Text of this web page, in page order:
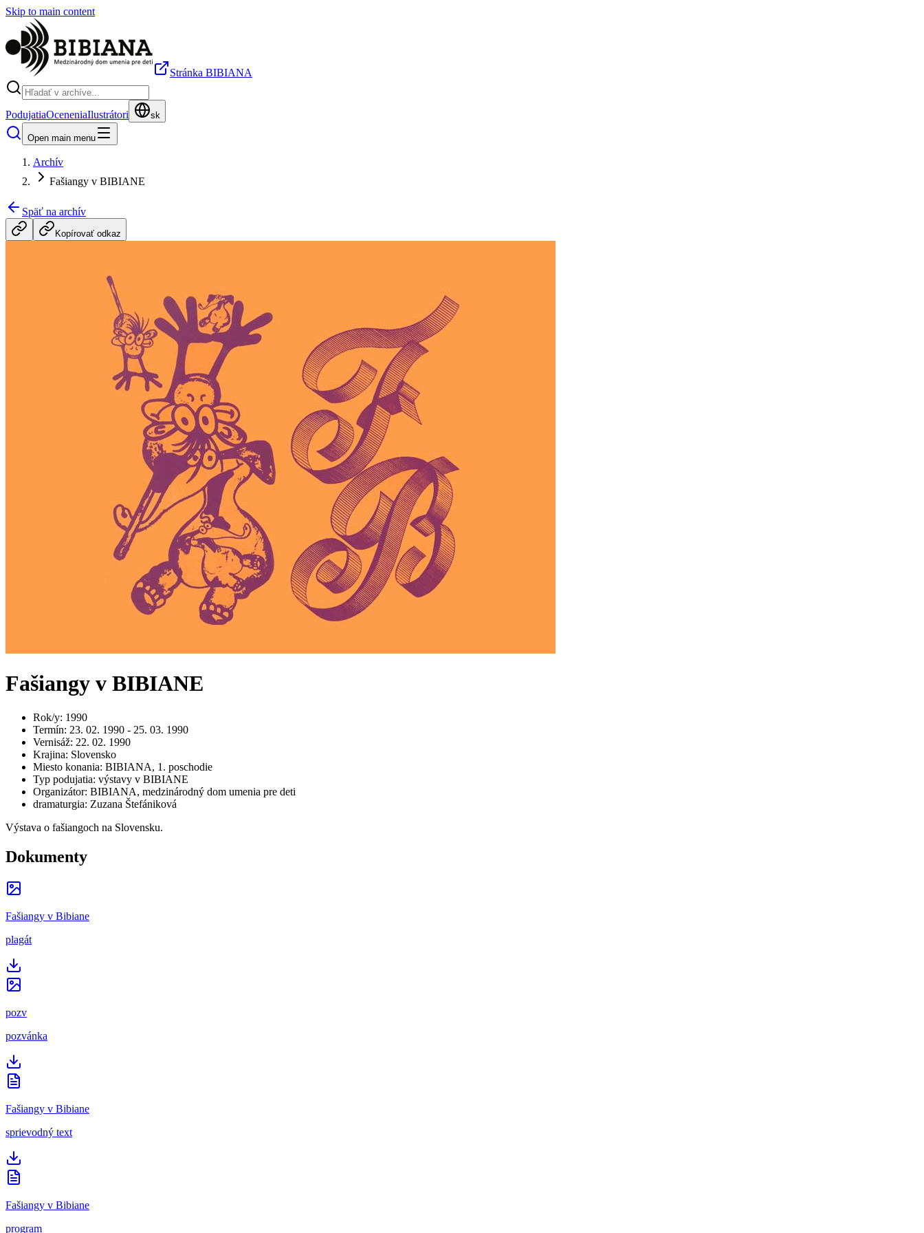
Skip to main content
Stránka BIBIANA
PodujatiaOceneniaIlustrátori sk
Open main menu
Archív
Fašiangy v BIBIANE
Späť na archív
Kopírovať odkaz
Fašiangy v BIBIANE
Rok/y: 1990
Termín: 23. 02. 1990 - 25. 03. 1990
Vernisáž: 22. 02. 1990
Krajina: Slovensko
Miesto konania: BIBIANA, 1. poschodie
Typ podujatia: výstavy v BIBIANE
Organizátor: BIBIANA, medzinárodný dom umenia pre deti
dramaturgia: Zuzana Štefániková
Výstava o fašiangoch na Slovensku.
Dokumenty
Fašiangy v Bibiane
plagát
pozv
pozvánka
Fašiangy v Bibiane
sprievodný text
Fašiangy v Bibiane
program